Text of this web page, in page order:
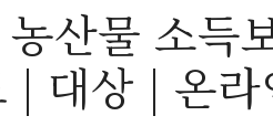
산물 소득
| 대상 | 온